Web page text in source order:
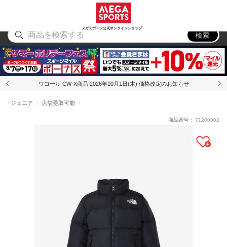
メガスポーツ公式オンラインショップ
アウトドア
検索
ワコール CW-X商品 2026年10月1日(木) 価格改定のお知らせ
ジュニア 店舗受取可能
商品番号： 71200802